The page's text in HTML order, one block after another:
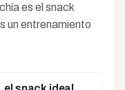
es el snack
un entrenamiento